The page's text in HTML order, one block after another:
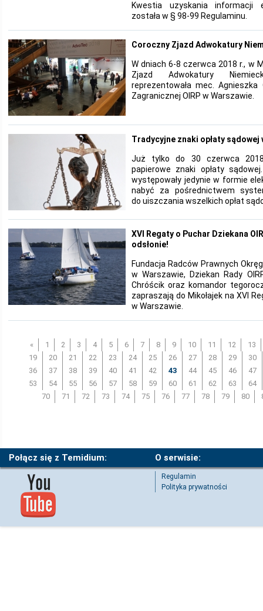
Kwestia uzyskania informacji
została w § 98-99 Regulaminu.
Coroczny Zjazd Adwokatury
W dniach 6-8 czerwca 2018 r., w
Zjazd Adwokatury
reprezentowała mec. Agnieszka
Zagranicznej OIRP w Warszawie.
Tradycyjne znaki opłaty sądowej
Już tylko do 30 czerwca
papierowe znaki opłaty
występowały jedynie w formie
nabyć za pośrednictwem
do uiszczania wszelkich opłat
XVI Regaty o Puchar Dziekana
odsłonie!
Fundacja Radców Prawnych
w Warszawie, Dziekan Rady
Chróścik oraz komandor
zapraszają do Mikołajek na XVI
w Warszawie.
« 1 2 3 4 5 6 7 8 9 10 11 12
13
19
20 21 22 23 24 25 26 27 28 29
30
36
37 38 39 40 41 42 43 44 45 46
47
53
54 55 56 57 58 59 60 61 62 63
64
70
71 72 73 74 75 76 77 78 79 80
Połącz się z Temidium: O serwisie:
Regulamin
Polityka prywatności